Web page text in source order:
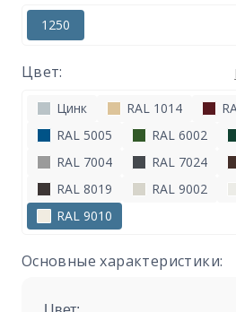
1250
Цвет:
Цинк RAL 1014
RAL 5005
RAL 6002
RAL 7004
RAL 7024
RAL 8019
RAL 9002
RAL 9010
Основные характеристики: